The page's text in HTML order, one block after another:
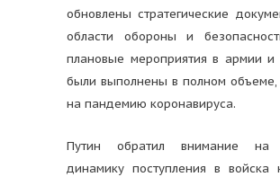
обновлены стратегические
области обороны и
плановые мероприятия в армии и
были выполнены в полном объеме,
на пандемию коронавируса.
Путин обратил внимание на
динамику поступления в войска